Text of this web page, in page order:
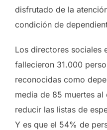
disfrutado de la
condición de
Los directores sociales
fallecieron 31.000
reconocidas como
media de 85 muertes al
reducir las listas de
Y es que el 54% de